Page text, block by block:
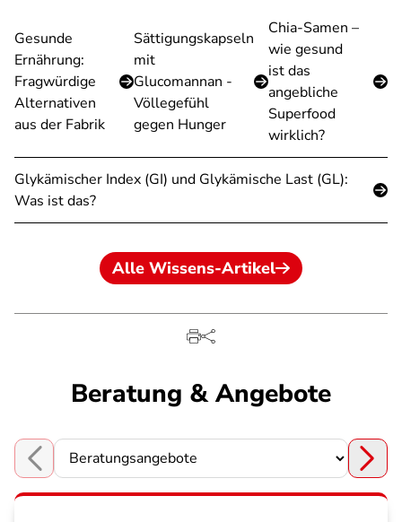
Gesunde
Ernährung:
Fragwürdige
Alternativen
aus der Fabrik
Sättigungskapseln
mit
Glucomannan -
Völlegefühl
gegen Hunger
Chia-Samen –
wie gesund
ist das
angebliche
Superfood
wirklich?
Glykämischer Index (GI) und Glykämische Last (GL):
Was ist das?
Alle Wissens-Artikel
Beratung & Angebote
Choose a section